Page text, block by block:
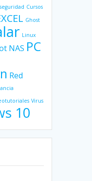
Cursos
Ghost
Linux
NAS PC
Red
Virus
10